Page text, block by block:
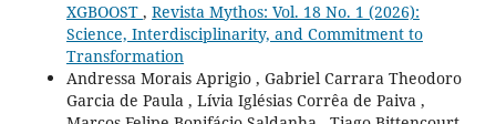
XGBOOST , Revista Mythos: Vol. 18 No. 1 (2026):
Science, Interdisciplinarity, and Commitment to
Transformation
Andressa Morais Aprigio , Gabriel Carrara Theodoro
Garcia de Paula , Lívia Iglésias Corrêa de Paiva ,